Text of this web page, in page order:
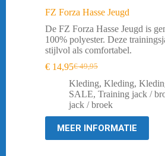
FZ Forza Hasse Jeugd
De FZ Forza Hasse Jeugd is
100% polyester. Deze
stijlvol als comfortabel.
€49,95
Oorspronkelijke
prijs
was:
€ 49,95.
€ 14,95Huidige
prijs
is:
€ 14,95.
Kleding, Kleding,
SALE, Training jack /
jack / broek
MEER INFORMATIE